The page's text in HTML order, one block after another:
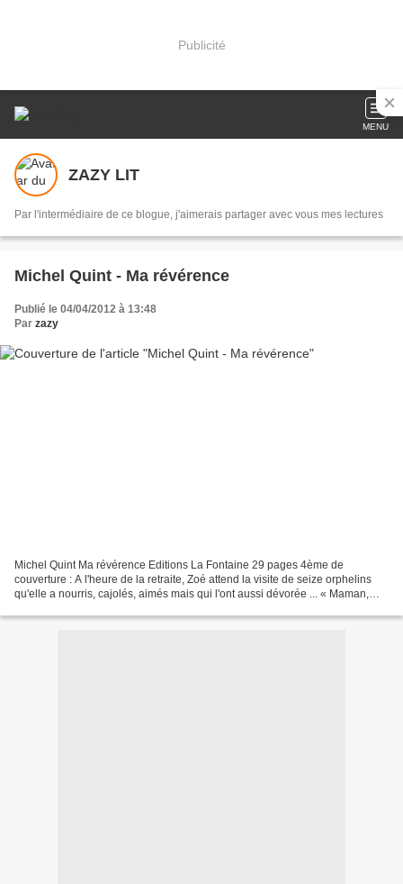
Publicité
MENU
ZAZY LIT
Par l'intermédiaire de ce blogue, j'aimerais partager avec vous mes lectures
Michel Quint - Ma révérence
Publié le 04/04/2012 à 13:48
Par zazy
Michel Quint Ma révérence Editions La Fontaine 29 pages 4ème de
couverture : A l'heure de la retraite, Zoé attend la visite de seize orphelins
qu'elle a nourris, cajolés, aimés mais qui l'ont aussi dévorée ... « Maman,